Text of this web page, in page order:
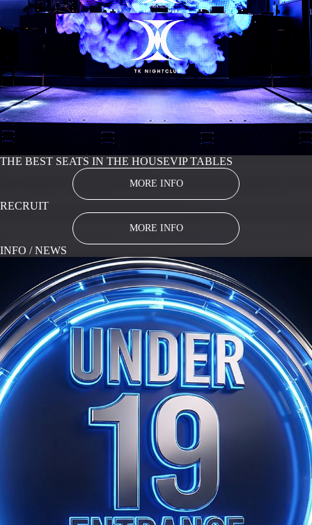
THE BEST SEATS IN THE HOUSEVIP TABLES
MORE INFO
RECRUIT
MORE INFO
INFO / NEWS